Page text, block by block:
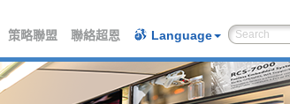
策略聯盟 聯絡超恩 Language